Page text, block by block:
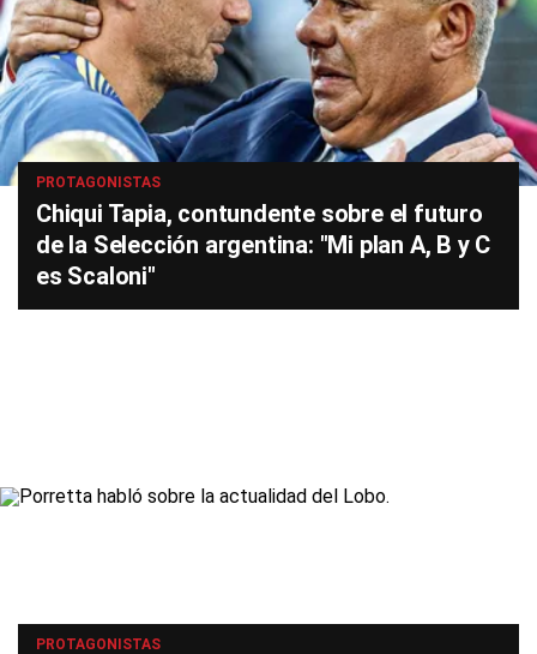
PROTAGONISTAS
Chiqui Tapia, contundente sobre el futuro
de la Selección argentina: "Mi plan A, B y C
es Scaloni"
PROTAGONISTAS